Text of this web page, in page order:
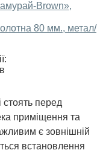
Brown»,
80 мм., метал/
стоять перед
приміщення та
є зовнішній
встановлення